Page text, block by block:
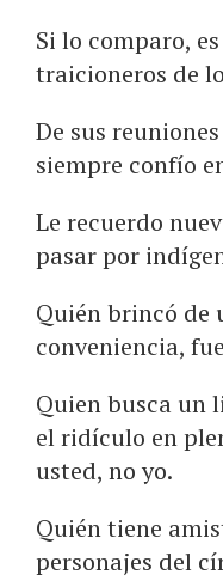
Si lo comparo,
traicioneros de
De sus
siempre confío
Le recuerdo
pasar por
Quién brincó de
conveniencia,
Quien busca un
el ridículo en
usted, no yo.
Quién tiene
personajes del